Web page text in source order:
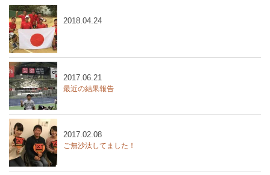
2018.04.24
最近の結果報告
2017.06.21
ご無沙汰してました！
2017.02.08